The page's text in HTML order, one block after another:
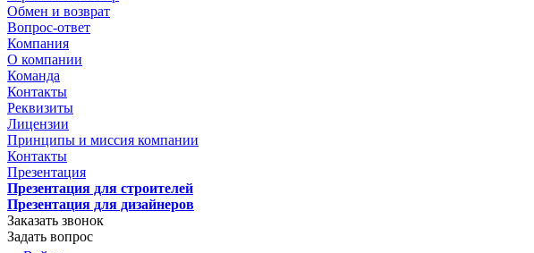
Обмен и возврат
Вопрос-ответ
Компания
О компании
Команда
Контакты
Реквизиты
Лицензии
Принципы и миссия компании
Контакты
Презентация
Презентация для строителей
Презентация для дизайнеров
Заказать звонок
Задать вопрос